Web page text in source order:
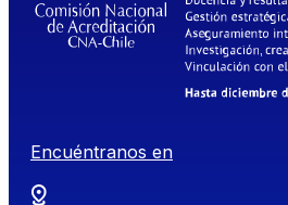
Encuéntranos en